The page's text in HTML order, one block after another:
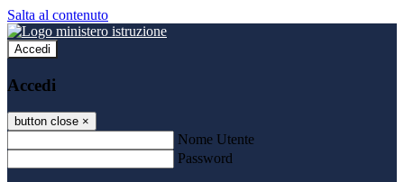
Salta al contenuto
Accedi
Accedi
button close ×
Nome Utente
Password